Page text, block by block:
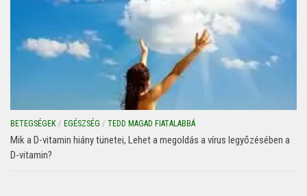
BETEGSÉGEK / EGÉSZSÉG / TEDD MAGAD FIATALABBÁ
Mik a D-vitamin hiány tünetei, Lehet a megoldás a vírus legyőzésében a
D-vitamin?